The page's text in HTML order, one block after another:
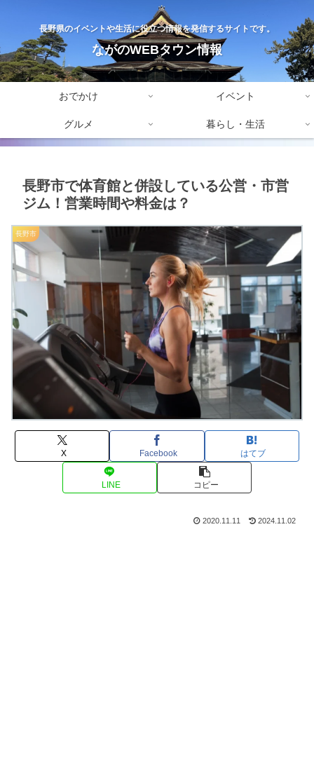
長野県のイベントや生活に役立つ情報を発信するサイトです。
ながのWEBタウン情報
おでかけ イベント
グルメ 暮らし・生活
長野市で体育館と併設している公営・市営
ジム！営業時間や料金は？
長野市
X Facebook はてブ
LINE コピー
2020.11.11 2024.11.02